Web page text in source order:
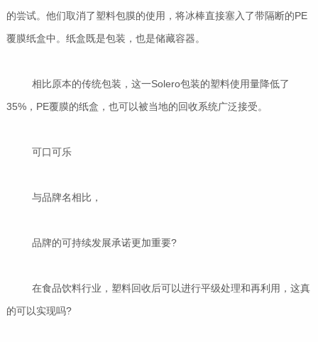
的尝试。他们取消了塑料包膜的使用，将冰棒直接塞入了带隔断的PE
覆膜纸盒中。纸盒既是包装，也是储藏容器。
相比原本的传统包装，这一Solero包装的塑料使用量降低了
35%，PE覆膜的纸盒，也可以被当地的回收系统广泛接受。
可口可乐
与品牌名相比，
品牌的可持续发展承诺更加重要?
在食品饮料行业，塑料回收后可以进行平级处理和再利用，这真
的可以实现吗?